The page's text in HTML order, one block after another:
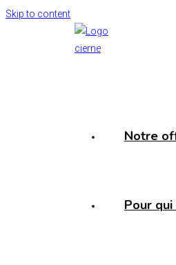
Skip to content
Notre
Pour